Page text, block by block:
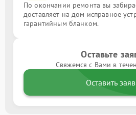
По окончании ремонта вы
доставляет на дом исправное
гарантийным бланком.
Оставьте
Свяжемся с Вами в
Оставить